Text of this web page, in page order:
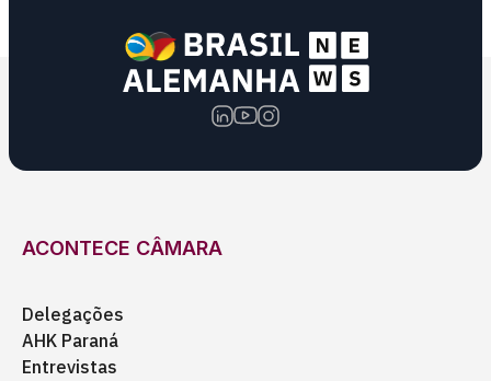
ACONTECE CÂMARA
Delegações
AHK Paraná
Entrevistas